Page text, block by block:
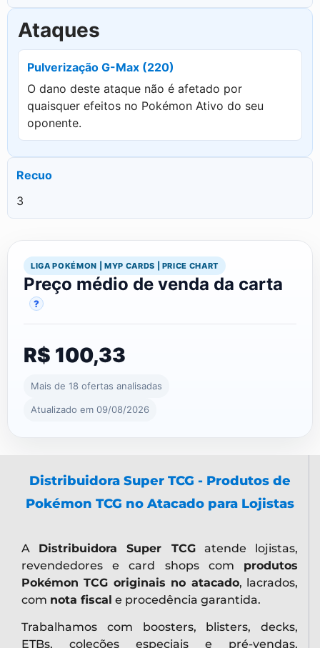
Ataques
Pulverização G-Max (220)
O dano deste ataque não é afetado por
quaisquer efeitos no Pokémon Ativo do seu
oponente.
Recuo
3
LIGA POKÉMON | MYP CARDS | PRICE CHART
Preço médio de venda da carta
?
R$ 100,33
Mais de 18 ofertas analisadas
Atualizado em 09/08/2026
Distribuidora Super TCG - Produtos de
Pokémon TCG no Atacado para Lojistas
A Distribuidora Super TCGatende lojistas,
revendedores e card shops com produtos
Pokémon TCG originais no atacado, lacrados,
com nota fiscal e procedência garantida.
Trabalhamos com boosters, blisters, decks,
ETBs, coleções especiais e pré-vendas,